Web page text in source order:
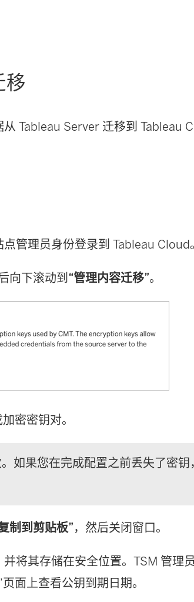
移
从Tableau Server 迁移到Tableau
点管理员身份登录到Tableau Cloud
向下滚动到“管理内容迁移”。
密密钥对。
如果您在完成配置之前丢失了密钥
制到剪贴板”，然后关闭窗口。
将其存储在安全位置。TSM 管理
面上查看公钥到期日期。